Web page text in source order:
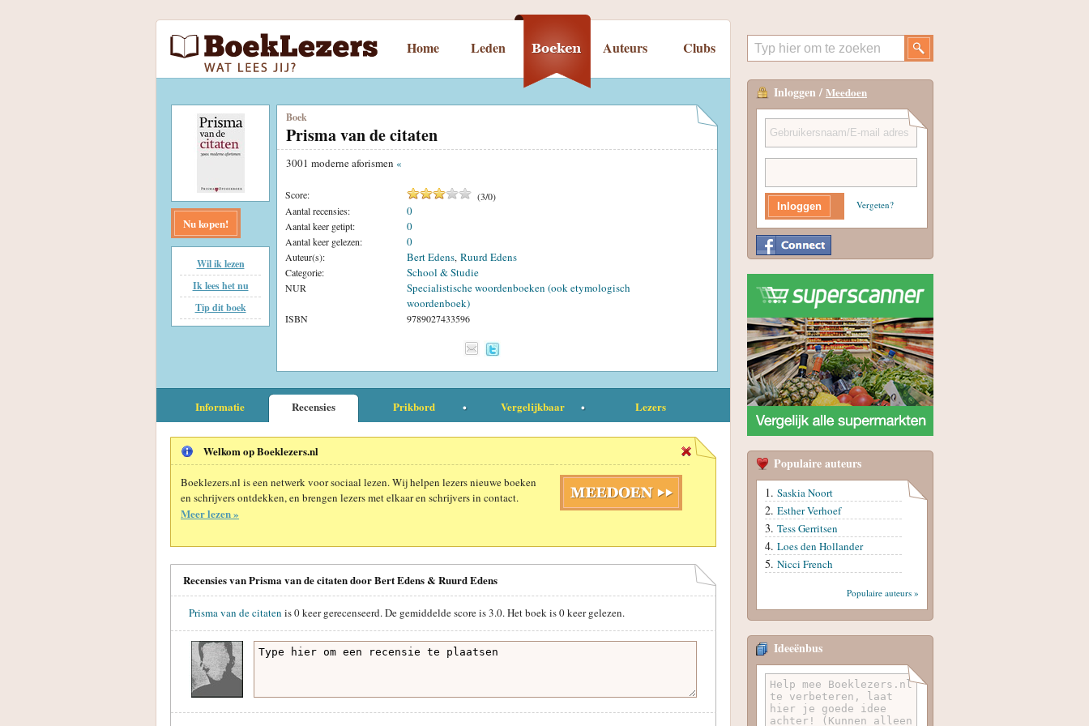
Home Leden Auteurs Clubs
Nu kopen!
Wil ik lezen
Ik lees het nu
Tip dit boek
Boek
Prisma van de citaten
3001 moderne aforismen «
Score: (3/0)
Aantal recensies:
0
Aantal keer getipt: 0
Aantal keer gelezen: 0
Auteur(s): Bert Edens, Ruurd Edens
Categorie: School & Studie
NUR
Specialistische woordenboeken (ook etymologisch
woordenboek)
ISBN 9789027433596
Informatie Recensies Prikbord Vergelijkbaar Lezers
Welkom op Boeklezers.nl
Boeklezers.nl is een netwerk voor sociaal lezen. Wij helpen lezers nieuwe boeken
en schrijvers ontdekken, en brengen lezers met elkaar en schrijvers in contact.
Meer lezen »
Recensies van Prisma van de citaten door Bert Edens & Ruurd Edens
Prisma van de citaten is0keer gerecenseerd. De gemiddelde score is3.0. Het boek is0keer gelezen.
Inloggen / Meedoen
Vergeten?
Populaire auteurs
Saskia Noort
Esther Verhoef
Tess Gerritsen
Loes den Hollander
Nicci French
Populaire auteurs »
Ideeënbus